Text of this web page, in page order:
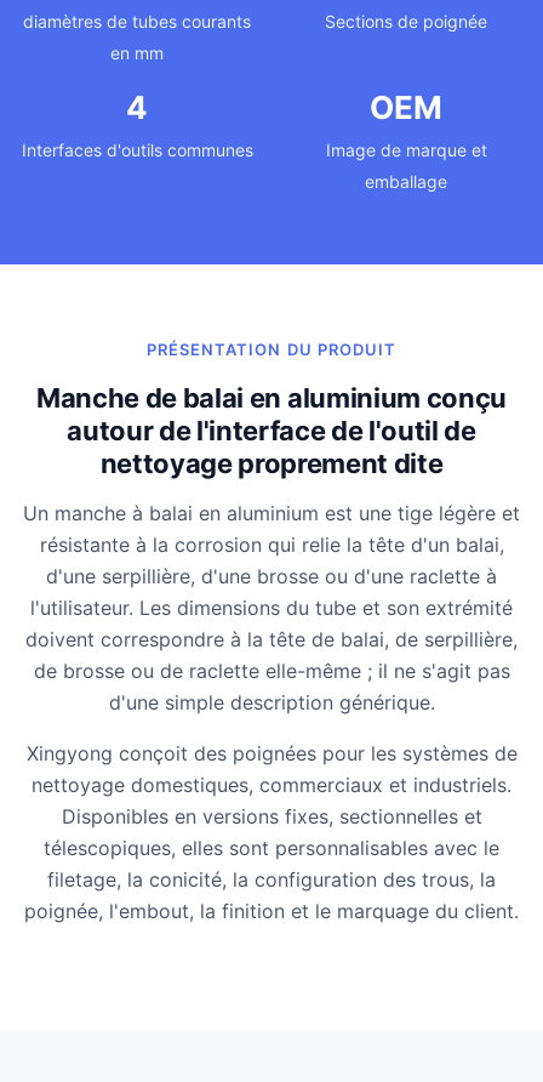
diamètres de tubes courants
en mm
Sections de poignée
4
Interfaces d'outils communes
OEM
Image de marque et
emballage
PRÉSENTATION DU PRODUIT
Manche de balai en aluminium conçu
autour de l'interface de l'outil de
nettoyage proprement dite
Un manche à balai en aluminium est une tige légère et
résistante à la corrosion qui relie la tête d'un balai,
d'une serpillière, d'une brosse ou d'une raclette à
l'utilisateur. Les dimensions du tube et son extrémité
doivent correspondre à la tête de balai, de serpillière,
de brosse ou de raclette elle-même ; il ne s'agit pas
d'une simple description générique.
Xingyong conçoit des poignées pour les systèmes de
nettoyage domestiques, commerciaux et industriels.
Disponibles en versions fixes, sectionnelles et
télescopiques, elles sont personnalisables avec le
filetage, la conicité, la configuration des trous, la
poignée, l'embout, la finition et le marquage du client.